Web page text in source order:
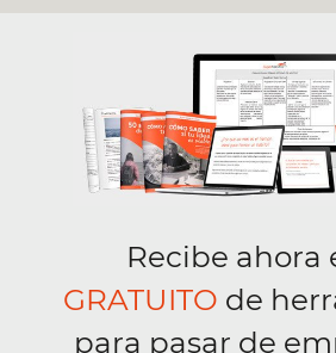
Recibe ahora
GRATUITO de
para pasar de